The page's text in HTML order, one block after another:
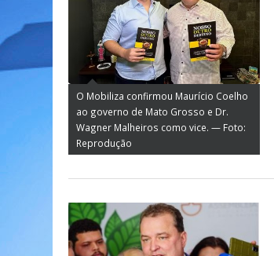
O Mobiliza confirmou Maurício Coelho
ao governo de Mato Grosso e Dr.
Wagner Malheiros como vice. — Foto:
Reprodução